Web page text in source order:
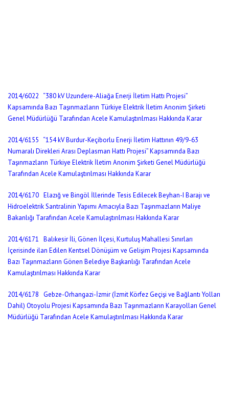
2014/6022 “380 kV Uzundere-Aliağa Enerji İletim Hattı Projesi”
Kapsamında Bazı Taşınmazların Türkiye Elektrik İletim Anonim Şirketi
Genel Müdürlüğü Tarafından Acele Kamulaştırılması Hakkında Karar
2014/6155 “154 kV Burdur-Keçiborlu Enerji İletim Hattının 49/9-63
Numaralı Direkleri Arası Deplasman Hattı Projesi” Kapsamında Bazı
Taşınmazların Türkiye Elektrik İletim Anonim Şirketi Genel Müdürlüğü
Tarafından Acele Kamulaştırılması Hakkında Karar
2014/6170 Elazığ ve Bingöl İllerinde Tesis Edilecek Beyhan-I Barajı ve
Hidroelektrik Santralinin Yapımı Amacıyla Bazı Taşınmazların Maliye
Bakanlığı Tarafından Acele Kamulaştırılması Hakkında Karar
2014/6171 Balıkesir İli,Gönen İlçesi,Kurtuluş Mahallesi Sınırları
İçerisinde ilan Edilen Kentsel Dönüşüm ve Gelişim Projesi Kapsamında
Bazı Taşınmazların Gönen Belediye Başkanlığı Tarafından Acele
Kamulaştırılması Hakkında Karar
2014/6178 Gebze-Orhangazi-İzmir (İzmit Körfez Geçişi ve Bağlantı Yolları
Dahil) Otoyolu Projesi Kapsamında Bazı Taşınmazların Karayolları Genel
Müdürlüğü Tarafından Acele Kamulaştırılması Hakkında Karar